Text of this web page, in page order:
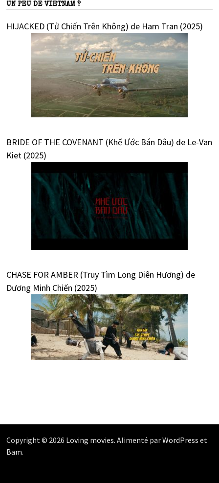
UN PEU DE VIETNAM ?
HIJACKED (Tử Chiến Trên Không) de Ham Tran (2025)
BRIDE OF THE COVENANT (Khế Ước Bán Dâu) de Le-Van
Kiet (2025)
CHASE FOR AMBER (Truy Tìm Long Diên Hương) de
Dương Minh Chiến (2025)
Copyright © 2026 Loving movies. Alimenté parWordPress et
Bam.